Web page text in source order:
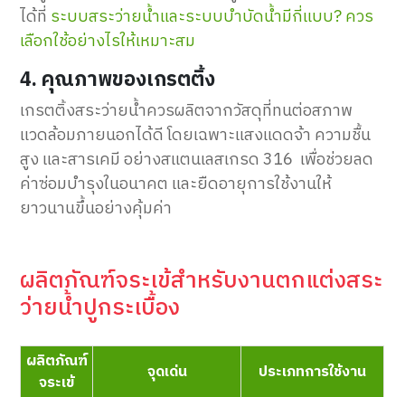
ได้ที่ ระบบสระว่ายน้ำและระบบบำบัดน้ำมีกี่แบบ? ควร
เลือกใช้อย่างไรให้เหมาะสม
4. คุณภาพของเกรตติ้ง
เกรตติ้งสระว่ายน้ำควรผลิตจากวัสดุที่ทนต่อสภาพ
แวดล้อมภายนอกได้ดี โดยเฉพาะแสงแดดจ้า ความชื้น
สูง และสารเคมี อย่างสแตนเลสเกรด 316 เพื่อช่วยลด
ค่าซ่อมบำรุงในอนาคต และยืดอายุการใช้งานให้
ยาวนานขึ้นอย่างคุ้มค่า
ผลิตภัณฑ์จระเข้สำหรับงานตกแต่งสระ
ว่ายน้ำปูกระเบื้อง
ผลิตภัณฑ์
จระเข้
จุดเด่น ประเภทการใช้งาน